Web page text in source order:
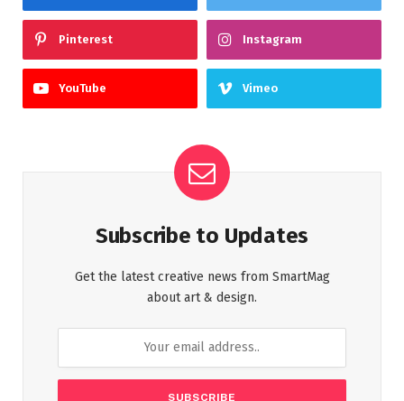
Pinterest Instagram
YouTube Vimeo
Subscribe to Updates
Get the latest creative news from SmartMag
about art & design.